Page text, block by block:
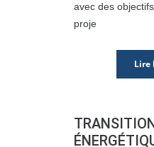
avec des
proje
Lire